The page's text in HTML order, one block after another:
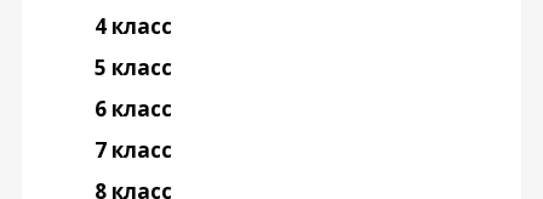
4 класс
5 класс
6 класс
7 класс
8 класс